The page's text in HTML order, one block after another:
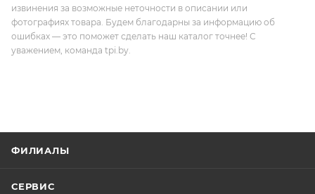
извинения за возможные неточности в описании или
фотографиях товара. Будем благодарны за информацию об
ошибках — это поможет сделать наш каталог точнее! С
уважением, команда tpi.by.
ФИЛИАЛЫ
СЕРВИС